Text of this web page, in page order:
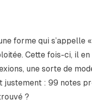
forme qui s’appelle
Cette fois-ci, il
une sorte de
justement : 99 notes
?